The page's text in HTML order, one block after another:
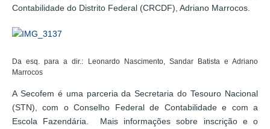
Contabilidade do Distrito Federal (CRCDF), Adriano Marrocos.
Da esq. para a dir.: Leonardo Nascimento, Sandar Batista e Adriano
Marrocos
A Secofem é uma parceria da Secretaria do Tesouro Nacional
(STN), com o Conselho Federal de Contabilidade e com a
Escola Fazendária. Mais informações sobre inscrição e o